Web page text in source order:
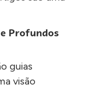
Profundos
guias
visão